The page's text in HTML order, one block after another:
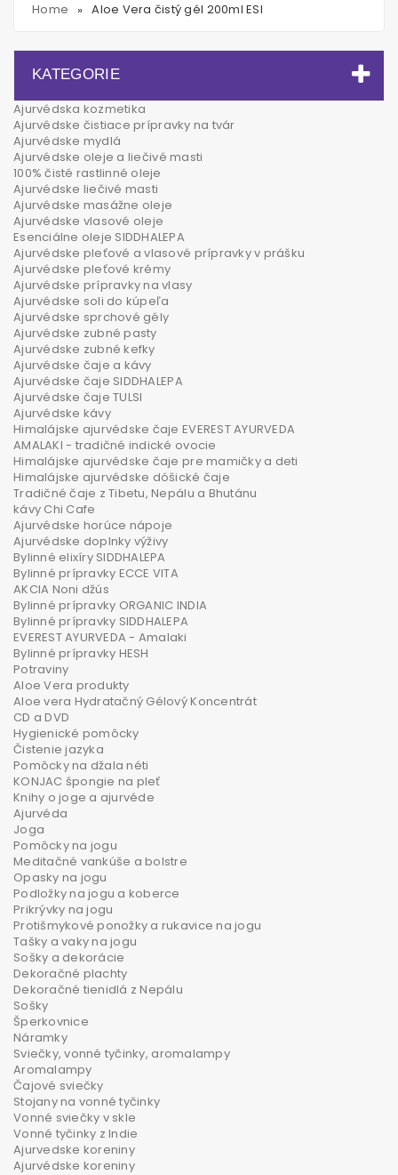
Home » Aloe Vera čistý gél 200ml ESI
KATEGORIE
Ajurvédska kozmetika
Ajurvédske čistiace prípravky na tvár
Ajurvédske mydlá
Ajurvédske oleje a liečivé masti
100% čisté rastlinné oleje
Ajurvédske liečivé masti
Ajurvédske masážne oleje
Ajurvédske vlasové oleje
Esenciálne oleje SIDDHALEPA
Ajurvédske pleťové a vlasové prípravky v prášku
Ajurvédske pleťové krémy
Ajurvédske prípravky na vlasy
Ajurvédske soli do kúpeľa
Ajurvédske sprchové gély
Ajurvédske zubné pasty
Ajurvédske zubné kefky
Ajurvédske čaje a kávy
Ajurvédske čaje SIDDHALEPA
Ajurvédske čaje TULSI
Ajurvédske kávy
Himalájske ajurvédske čaje EVEREST AYURVEDA
AMALAKI - tradičné indické ovocie
Himalájske ajurvédske čaje pre mamičky a deti
Himalájske ajurvédske dóšické čaje
Tradičné čaje z Tibetu, Nepálu a Bhutánu
kávy Chi Cafe
Ajurvédske horúce nápoje
Ajurvédske doplnky výživy
Bylinné elixíry SIDDHALEPA
Bylinné prípravky ECCE VITA
AKCIA Noni džús
Bylinné prípravky ORGANIC INDIA
Bylinné prípravky SIDDHALEPA
EVEREST AYURVEDA - Amalaki
Bylinné prípravky HESH
Potraviny
Aloe Vera produkty
Aloe vera Hydratačný Gélový Koncentrát
CD a DVD
Hygienické pomôcky
Čistenie jazyka
Pomôcky na džala néti
KONJAC špongie na pleť
Knihy o joge a ajurvéde
Ajurvéda
Joga
Pomôcky na jogu
Meditačné vankúše a bolstre
Opasky na jogu
Podložky na jogu a koberce
Prikrývky na jogu
Protišmykové ponožky a rukavice na jogu
Tašky a vaky na jogu
Sošky a dekorácie
Dekoračné plachty
Dekoračné tienidlá z Nepálu
Sošky
Šperkovnice
Náramky
Sviečky, vonné tyčinky, aromalampy
Aromalampy
Čajové sviečky
Stojany na vonné tyčinky
Vonné sviečky v skle
Vonné tyčinky z Indie
Ajurvedske koreniny
Ajurvédske koreniny